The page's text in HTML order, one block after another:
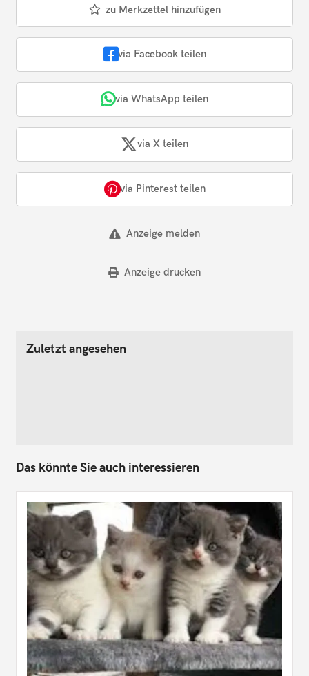
zu Merkzettel hinzufügen
via Facebook teilen
via WhatsApp teilen
via X teilen
via Pinterest teilen
Anzeige melden
Anzeige drucken
Zuletzt angesehen
Das könnte Sie auch interessieren